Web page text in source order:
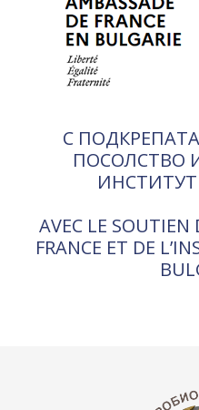
С
ПОСОЛСТВО
ИНСТИТУТ
AVEC LE SOUTIEN
FRANCE ET DE